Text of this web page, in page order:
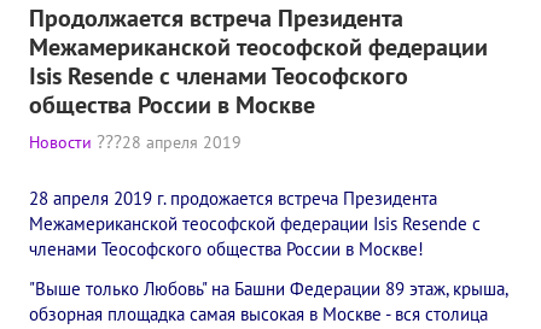
Конкурс городов России на право проведения
Памятник Е.П. Блаватской
ШКОЛА ТЕОСОФИИ
О школе Теософии
Продолжается встреча Президента
Межамериканской теософской федерации
Isis Resende с членами Теософского
общества России в Москве
Новости 28 апреля 2019
28 апреля 2019 г. продожается встреча Президента
Межамериканской теософской федерации Isis Resende с
членами Теософского общества России в Москве!
"Выше только Любовь" на Башни Федерации 89 этаж, крыша,
обзорная площадка самая высокая в Москве - вся столица